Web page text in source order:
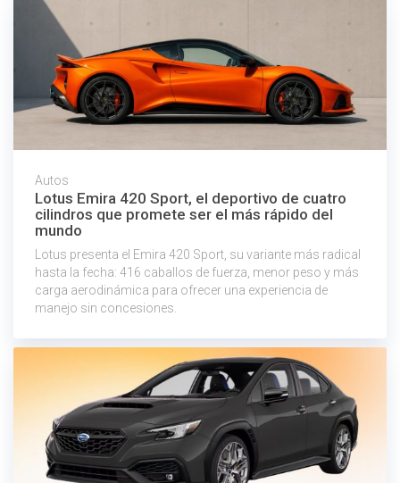
Autos
Lotus Emira 420 Sport, el deportivo de cuatro
cilindros que promete ser el más rápido del
mundo
Lotus presenta el Emira 420 Sport, su variante más radical
hasta la fecha: 416 caballos de fuerza, menor peso y más
carga aerodinámica para ofrecer una experiencia de
manejo sin concesiones.